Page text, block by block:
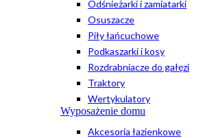
Odśnieżarki i zamiatarki
Osuszacze
Piły łańcuchowe
Podkaszarki i kosy
Rozdrabniacze do gałęzi
Traktory
Wertykulatory
Wyposażenie domu
Akcesoria łazienkowe